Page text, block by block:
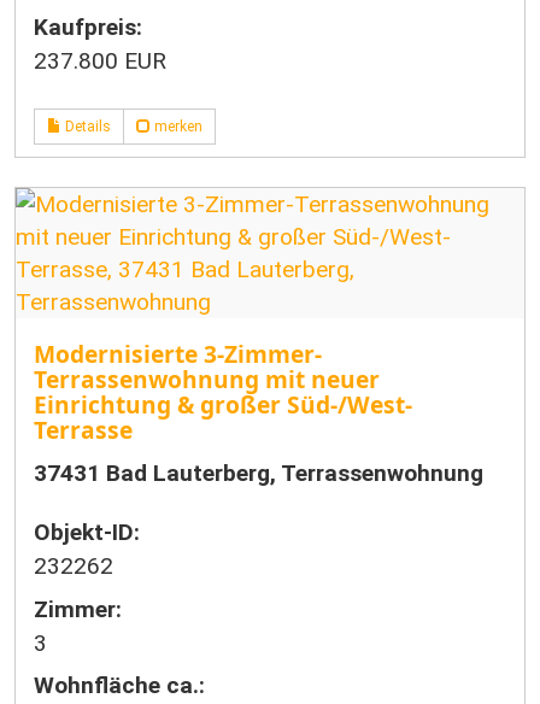
Kaufpreis:
237.800 EUR
Details merken
Modernisierte 3-Zimmer-
Terrassenwohnung mit neuer
Einrichtung & großer Süd-/West-
Terrasse
37431 Bad Lauterberg, Terrassenwohnung
Objekt-ID:
232262
Zimmer:
3
Wohnfläche ca.: